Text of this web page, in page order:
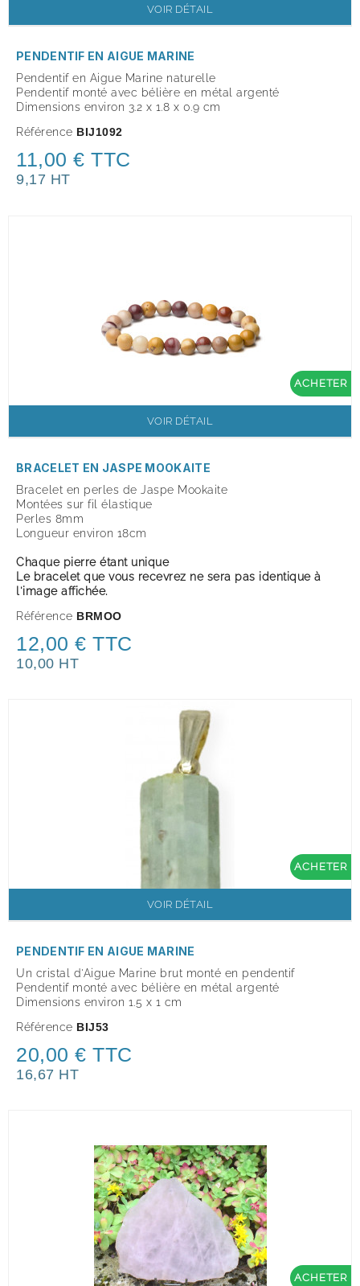
VOIR DÉTAIL
PENDENTIF EN AIGUE MARINE
Pendentif en Aigue Marine naturelle
Pendentif monté avec bélière en métal argenté
Dimensions environ 3.2 x 1.8 x 0.9 cm
Référence BIJ1092
11,00 € TTC
9,17 HT
ACHETER
VOIR DÉTAIL
BRACELET EN JASPE MOOKAITE
Bracelet en perles de Jaspe Mookaite
Montées sur fil élastique
Perles 8mm
Longueur environ 18cm
Chaque pierre étant unique
Le bracelet que vous recevrez ne sera pas identique à
l'image affichée.
Référence BRMOO
12,00 € TTC
10,00 HT
ACHETER
VOIR DÉTAIL
PENDENTIF EN AIGUE MARINE
Un cristal d'Aigue Marine brut monté en pendentif
Pendentif monté avec bélière en métal argenté
Dimensions environ 1.5 x 1 cm
Référence BIJ53
20,00 € TTC
16,67 HT
ACHETER